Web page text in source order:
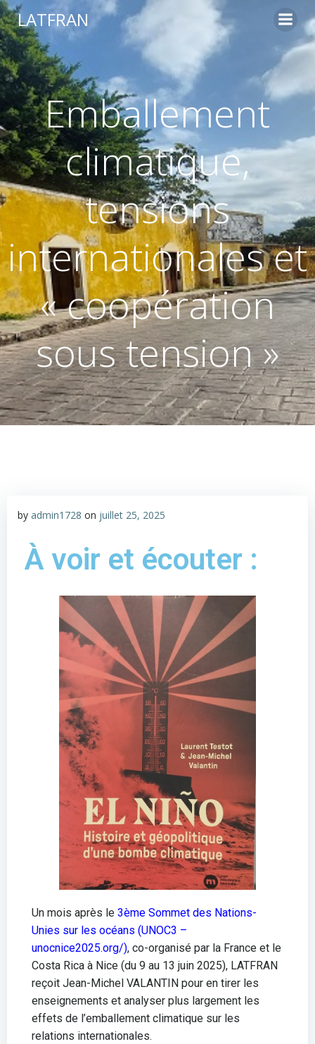
LATFRAN
Emballement
climatique,
tensions
internationales et
« coopération
sous tension »
by admin1728 on juillet 25, 2025
À voir et écouter :
Un mois après le 3ème Sommet des Nations-
Unies sur les océans (UNOC3 –
unocnice2025.org/), co-organisé par la France et le
Costa Rica à Nice (du 9 au 13 juin 2025), LATFRAN
reçoit Jean-Michel VALANTIN pour en tirer les
enseignements et analyser plus largement les
effets de l’emballement climatique sur les
relations internationales.